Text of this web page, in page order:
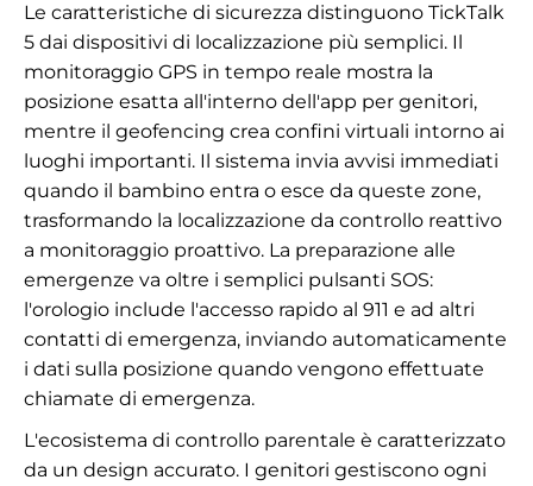
Le caratteristiche di sicurezza distinguono TickTalk
5 dai dispositivi di localizzazione più semplici. Il
monitoraggio GPS in tempo reale mostra la
posizione esatta all'interno dell'app per genitori,
mentre il geofencing crea confini virtuali intorno ai
luoghi importanti. Il sistema invia avvisi immediati
quando il bambino entra o esce da queste zone,
trasformando la localizzazione da controllo reattivo
a monitoraggio proattivo. La preparazione alle
emergenze va oltre i semplici pulsanti SOS:
l'orologio include l'accesso rapido al 911 e ad altri
contatti di emergenza, inviando automaticamente
i dati sulla posizione quando vengono effettuate
chiamate di emergenza.
L'ecosistema di controllo parentale è caratterizzato
da un design accurato. I genitori gestiscono ogni